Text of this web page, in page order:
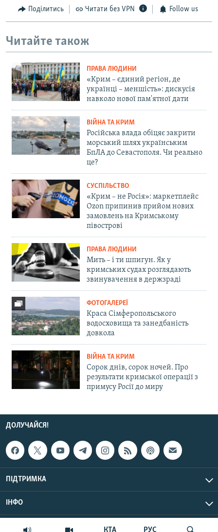
КТА РУС
Поділитись Читати без VPN Follow us
Читайте також
ПРАВА ЛЮДИНИ
«Крим – єдиний регіон, де
українці – меншість»: дискусія
навколо нової пам'ятної дати
ВІЙНА ТА КРИМ
Російська влада обіцяє закрити
морський шлях українським
БпЛА до Севастополя. Чи реально
це?
СУСПІЛЬСТВО
«Крим – не Росія»: маркетплейс
Ozon припинив прийом нових
замовлень на Кримському
півострові
ПРАВА ЛЮДИНИ
Мить – і ти шпигун. Як у
кримських судах розглядають
звинувачення в держзраді
ФОТОГАЛЕРЕЇ
Краса Сімферопольського
водосховища та занедбаність
довкола
ВІЙНА ТА КРИМ
Сорок днів, сорок ночей. Про
результати кримської операції з
примусу Росії до миру
ДОЛУЧАЙСЯ!
ПІДТРИМКА
ІНФО
© Крим.Реалії, 2026 | Усі права застережено.